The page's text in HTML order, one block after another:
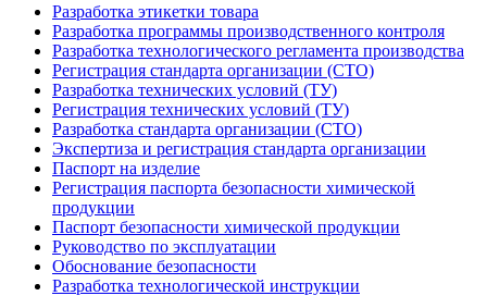
Разработка этикетки товара
Разработка программы производственного контроля
Разработка технологического регламента производства
Регистрация стандарта организации (СТО)
Разработка технических условий (ТУ)
Регистрация технических условий (ТУ)
Разработка стандарта организации (СТО)
Экспертиза и регистрация стандарта организации
Паспорт на изделие
Регистрация паспорта безопасности химической
продукции
Паспорт безопасности химической продукции
Руководство по эксплуатации
Обоснование безопасности
Разработка технологической инструкции